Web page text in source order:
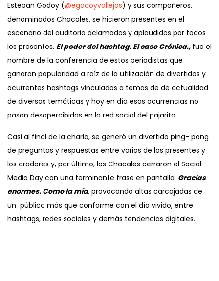
Esteban Godoy (@egodoyvallejos) y sus compañeros,
denominados Chacales, se hicieron presentes en el
escenario del auditorio aclamados y aplaudidos por todos
los presentes. El poder del hashtag. El caso Crónica., fue el
nombre de la conferencia de estos periodistas que
ganaron popularidad a raíz de la utilización de divertidos y
ocurrentes hashtags vinculados a temas de de actualidad
de diversas temáticas y hoy en día esas ocurrencias no
pasan desapercibidas en la red social del pajarito.
Casi al final de la charla, se generó un divertido ping- pong
de preguntas y respuestas entre varios de los presentes y
los oradores y, por último, los Chacales cerraron el Social
Media Day con una terminante frase en pantalla: Gracias
enormes. Como la mía, provocando altas carcajadas de
un público más que conforme con el día vivido, entre
hashtags, redes sociales y demás tendencias digitales.